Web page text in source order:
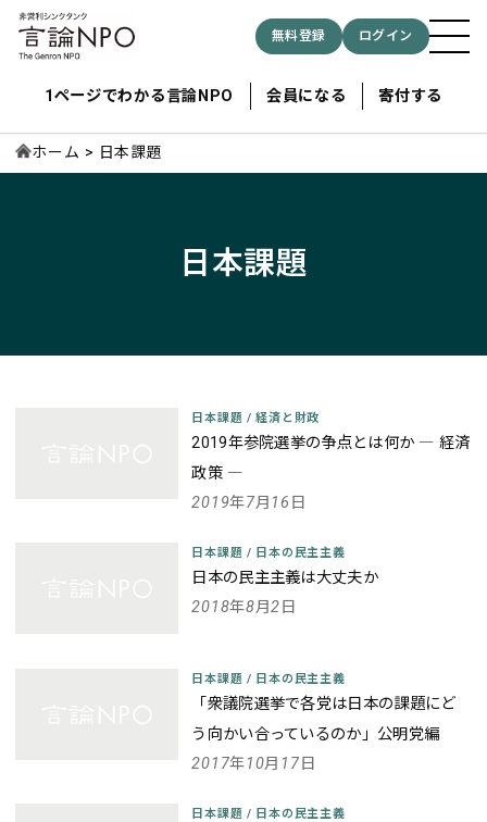
無料登録 ログイン
1ページでわかる言論NPO 会員になる 寄付する
ホーム 日本課題
日本課題
日本課題 / 経済と財政
2019年参院選挙の争点とは何か ― 経済
政策 ―
2019年7月16日
日本課題 / 日本の民主主義
日本の民主主義は大丈夫か
2018年8月2日
日本課題 / 日本の民主主義
「衆議院選挙で各党は日本の課題にど
う向かい合っているのか」公明党編
2017年10月17日
日本課題 / 日本の民主主義